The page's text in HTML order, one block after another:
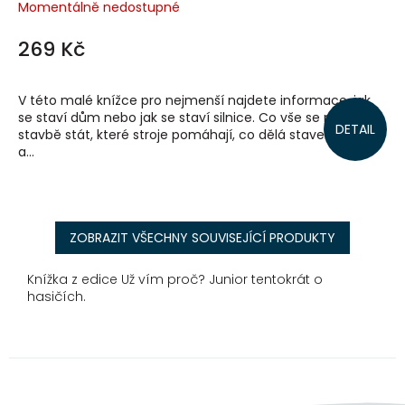
Momentálně nedostupné
269 Kč
DETAIL
V této malé knížce pro nejmenší najdete informace, jak
se staví dům nebo jak se staví silnice. Co vše se může na
stavbě stát, které stroje pomáhají, co dělá stavební dělník
a...
ZOBRAZIT VŠECHNY SOUVISEJÍCÍ PRODUKTY
Knížka z edice Už vím proč? Junior tentokrát o
hasičích.